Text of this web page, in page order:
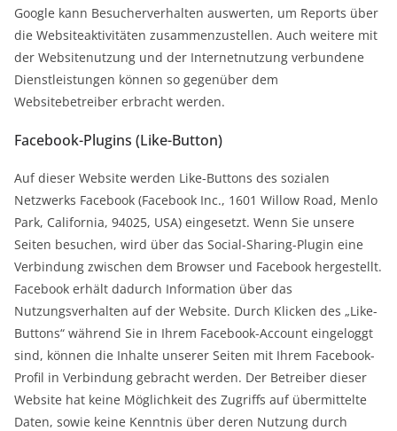
Google kann Besucherverhalten auswerten, um Reports über
die Websiteaktivitäten zusammenzustellen. Auch weitere mit
der Websitenutzung und der Internetnutzung verbundene
Dienstleistungen können so gegenüber dem
Websitebetreiber erbracht werden.
Facebook-Plugins (Like-Button)
Auf dieser Website werden Like-Buttons des sozialen
Netzwerks Facebook (Facebook Inc., 1601 Willow Road, Menlo
Park, California, 94025, USA) eingesetzt. Wenn Sie unsere
Seiten besuchen, wird über das Social-Sharing-Plugin eine
Verbindung zwischen dem Browser und Facebook hergestellt.
Facebook erhält dadurch Information über das
Nutzungsverhalten auf der Website. Durch Klicken des „Like-
Buttons“ während Sie in Ihrem Facebook-Account eingeloggt
sind, können die Inhalte unserer Seiten mit Ihrem Facebook-
Profil in Verbindung gebracht werden. Der Betreiber dieser
Website hat keine Möglichkeit des Zugriffs auf übermittelte
Daten, sowie keine Kenntnis über deren Nutzung durch